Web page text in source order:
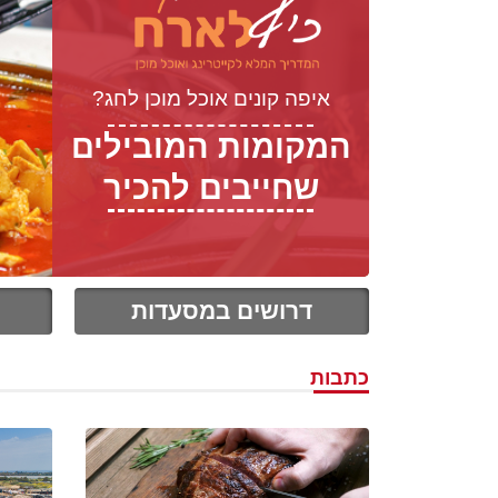
איפה קונים אוכל מוכן לחג?
המקומות המובילים
שחייבים להכיר
דרושים במסעדות
כתבות